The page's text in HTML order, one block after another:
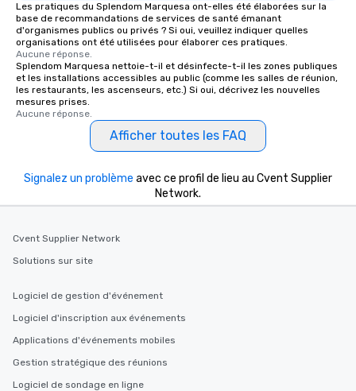
Les pratiques du Splendom Marquesa ont-elles été élaborées sur la
base de recommandations de services de santé émanant
d'organismes publics ou privés ? Si oui, veuillez indiquer quelles
organisations ont été utilisées pour élaborer ces pratiques.
Aucune réponse.
Splendom Marquesa nettoie-t-il et désinfecte-t-il les zones publiques
et les installations accessibles au public (comme les salles de réunion,
les restaurants, les ascenseurs, etc.) Si oui, décrivez les nouvelles
mesures prises.
Aucune réponse.
Afficher toutes les FAQ
Signalez un problème avec ce profil de lieu au Cvent Supplier
Network.
Cvent Supplier Network
Solutions sur site
Logiciel de gestion d'événement
Logiciel d'inscription aux événements
Applications d'événements mobiles
Gestion stratégique des réunions
Logiciel de sondage en ligne